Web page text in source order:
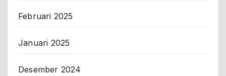
Februari 2025
Januari 2025
Desember 2024